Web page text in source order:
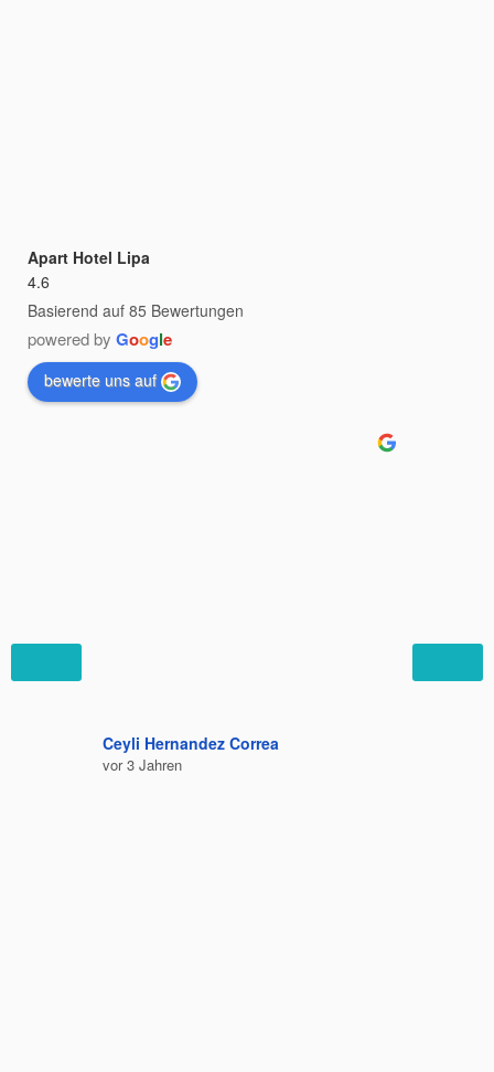
Apart Hotel Lipa
4.6
Basierend auf 85 Bewertungen
powered by Google
bewerte uns auf
Ceyli Hernandez Correa
vor 3 Jahren